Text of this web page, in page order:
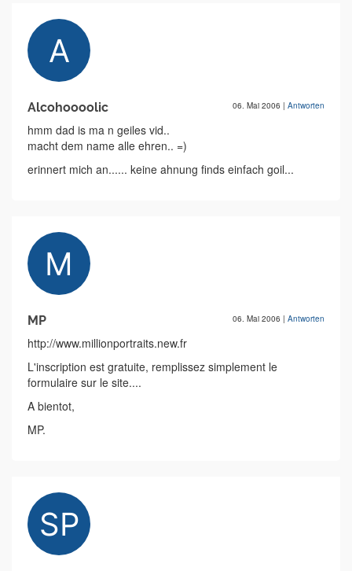
Alcohoooolic 06. Mai 2006 | Antworten
hmm dad is ma n geiles vid..
macht dem name alle ehren.. =)
erinnert mich an...... keine ahnung finds einfach goil...
MP 06. Mai 2006 | Antworten
http://www.millionportraits.new.fr
L'inscription est gratuite, remplissez simplement le
formulaire sur le site....
A bientot,
MP.